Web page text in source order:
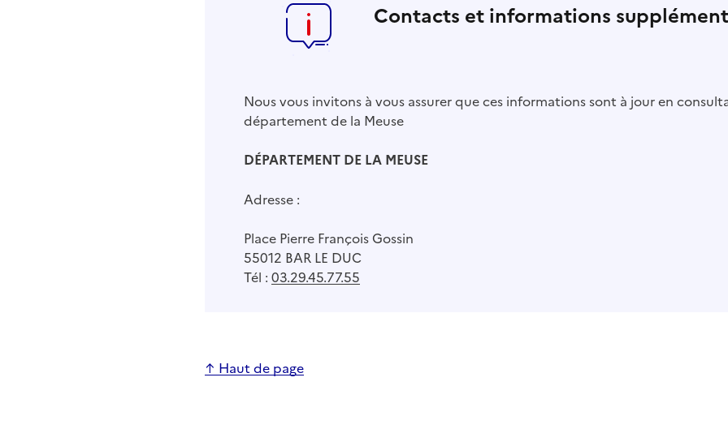
Contacts et informations
Nous vous invitons à vous assurer que ces informations sont à jour en
département de la Meuse
DÉPARTEMENT DE LA MEUSE
Adresse :
Place Pierre François Gossin
55012 BAR LE DUC
Tél : 03.29.45.77.55
↑ Haut de page